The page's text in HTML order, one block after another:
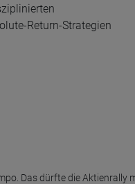
Return-Strategien
Das dürfte die Aktienrally